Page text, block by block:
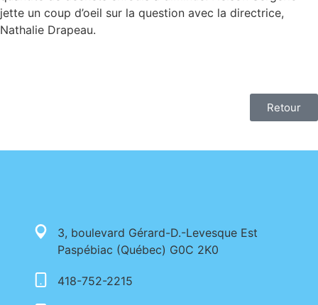
jette un coup d’oeil sur la question avec la directrice,
Nathalie Drapeau.
Retour
3, boulevard Gérard-D.-Levesque Est
Paspébiac (Québec) G0C 2K0
418-752-2215